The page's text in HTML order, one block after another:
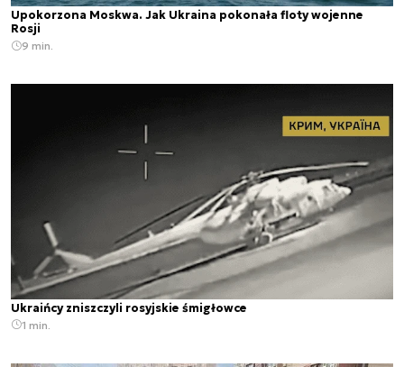
Upokorzona Moskwa. Jak Ukraina pokonała floty wojenne
Rosji
9 min.
Ukraińcy zniszczyli rosyjskie śmigłowce
1 min.